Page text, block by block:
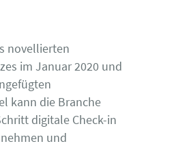
novellierten
im Januar 2020 und
kann die Branche
digitale Check-in
und